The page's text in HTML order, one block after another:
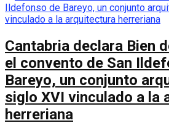
Cantabria declara Bien
el convento de San
Bareyo, un conjunto
siglo XVI vinculado a la
herreriana